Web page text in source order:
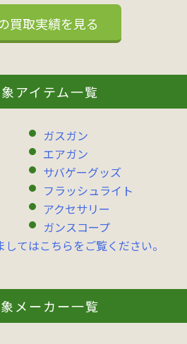
買取実績を見る
アイテム一覧
ガスガン
エアガン
サバゲーグッズ
フラッシュライト
アクセサリー
ガンスコープ
てはこちらをご覧ください。
メーカー一覧